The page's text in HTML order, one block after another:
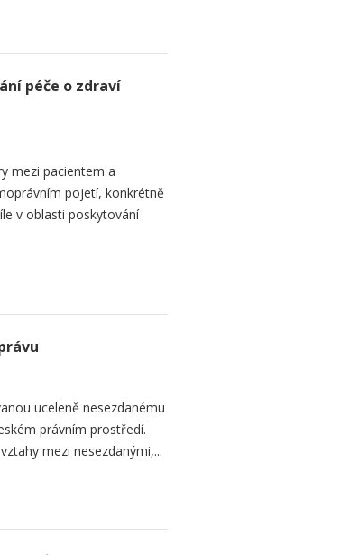
péče o zdraví
mezi pacientem a
pojetí, konkrétně
v oblasti poskytování
uceleně nesezdanému
právním prostředí.
mezi nesezdanými,...